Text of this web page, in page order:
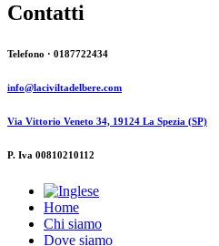
Contatti
Telefono · 0187722434
info@laciviltadelbere.com
Via Vittorio Veneto 34, 19124 La Spezia (SP)
P. Iva 00810210112
Home
Chi siamo
Dove siamo